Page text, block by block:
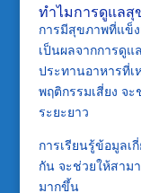
ทำไมการดูแลสุ
การมีสุขภาพที่แข็
เป็นผลจากการดูแ
ประทานอาหารที่เ
พฤติกรรมเสี่ยง จ
ระยะยาว
การเรียนรู้ข้อมูลเ
กัน จะช่วยให้สาม
มากขึ้น